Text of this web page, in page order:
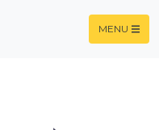
MENU